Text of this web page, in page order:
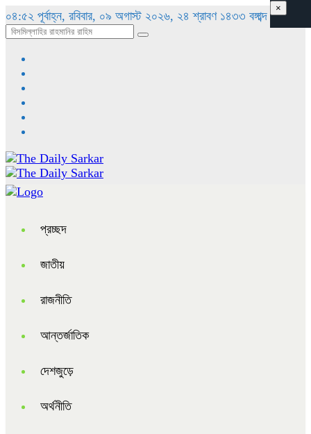
০৪:৫২ পূর্বাহ্ন, রবিবার, ০৯ অগাস্ট ২০২৬, ২৪ শ্রাবণ ১৪৩৩ বঙ্গাব্দ
প্রচ্ছদ
জাতীয়
রাজনীতি
আন্তর্জাতিক
দেশজুড়ে
অর্থনীতি
×